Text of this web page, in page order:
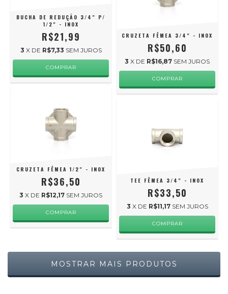
BUCHA DE REDUÇÃO 3/4" P/
1/2" - INOX
R$21,99
3 X DE R$7,33 SEM JUROS
CRUZETA FÊMEA 3/4" - INOX
R$50,60
3 X DE R$16,87 SEM JUROS
CRUZETA FÊMEA 1/2" - INOX
R$36,50
3 X DE R$12,17 SEM JUROS
TEE FÊMEA 3/4" - INOX
R$33,50
3 X DE R$11,17 SEM JUROS
MOSTRAR MAIS PRODUTOS